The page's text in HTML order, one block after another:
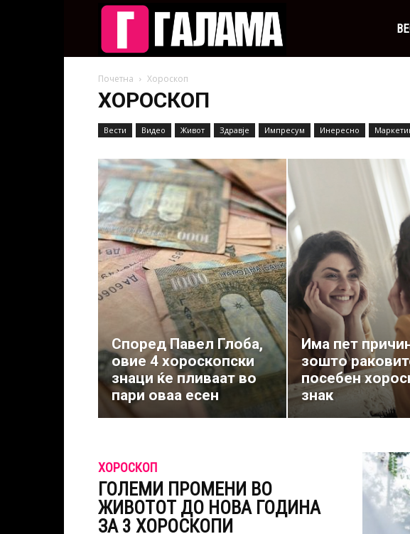
Почетна Хороскоп
ХОРОСКОП
Вести Видео Живот Здравје Импресум Инересно
Според Павел Глоба,
овие 4 хороскопски
знаци ќе пливаат во
пари оваа есен
Има пет
зошто
посебен
знак
ХОРОСКОП
ГОЛЕМИ ПРОМЕНИ ВО
ЖИВОТОТ ДО НОВА ГОДИНА
ЗА 3 ХОРОСКОПИ